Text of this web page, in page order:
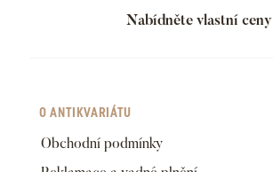
Nabídněte vlastní ceny
O ANTIKVARIÁTU
Obchodní podmínky